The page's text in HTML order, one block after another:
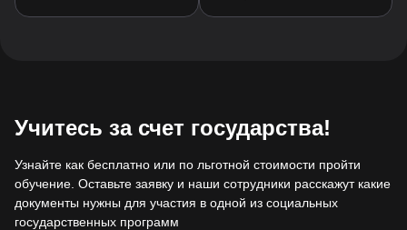
Учитесь за счет государства!
Узнайте как бесплатно или по льготной стоимости пройти
обучение. Оставьте заявку и наши сотрудники расскажут какие
документы нужны для участия в одной из социальных
государственных программ